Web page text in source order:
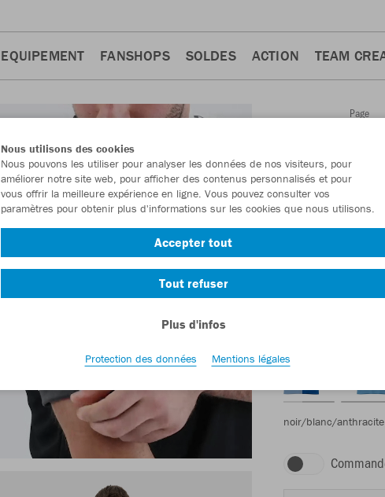
EQUIPEMENT FANSHOPS SOLDES ACTION TEAM
Retour
Page
JAKO
courtes
En tant que
noir/blanc/anthracite
Nous utilisons des cookies
Nous pouvons les utiliser pour analyser les données de nos visiteurs, pour
améliorer notre site web, pour afficher des contenus personnalisés et pour
vous offrir la meilleure expérience en ligne. Vous pouvez consulter vos
paramètres pour obtenir plus d'informations sur les cookies que nous utilisons.
Accepter tout
Tout refuser
Plus d'infos
Protection des données Mentions légales